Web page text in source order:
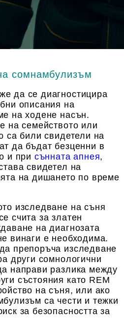
сомнамбулизъм
да се диагностицира
описания на
на ходене насън.
на семейството или
са били свидетели на
да бъдат безценни в
и при сънната апнея,
свидетел на
на дишането по време
изследване на съня
счита за златен
на диагнозата
винаги е необходима.
препоръча изследване
други сомнологични
направи разлика между
състояния като REM
на съня, или ако
са чести и тежки
за безопасността за